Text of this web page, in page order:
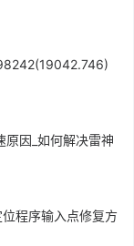
原因_如何解决雷神
程序输入点修复方